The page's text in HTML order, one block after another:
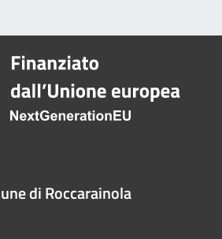
di Roccarainola